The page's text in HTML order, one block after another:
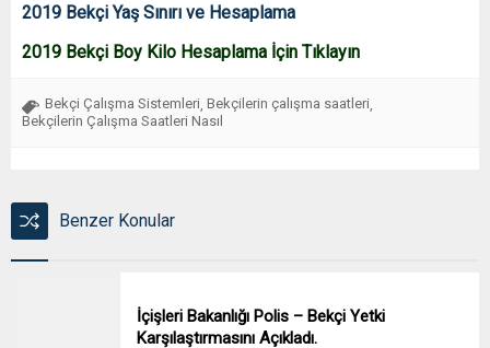
2019 Bekçi Yaş Sınırı ve Hesaplama
2019 Bekçi Boy Kilo Hesaplama İçin Tıklayın
Bekçi Çalışma Sistemleri Bekçilerin çalışma saatleri
Bekçilerin Çalışma Saatleri Nasıl
Benzer Konular
İçişleri Bakanlığı Polis – Bekçi Yetki
Karşılaştırmasını Açıkladı.